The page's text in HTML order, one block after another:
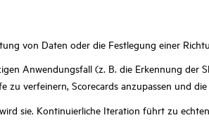
von Daten oder die Festlegung einer
Anwendungsfall (z. B. die Erkennung
zu verfeinern, Scorecards anzupassen und
sie. Kontinuierliche Iteration führt zu